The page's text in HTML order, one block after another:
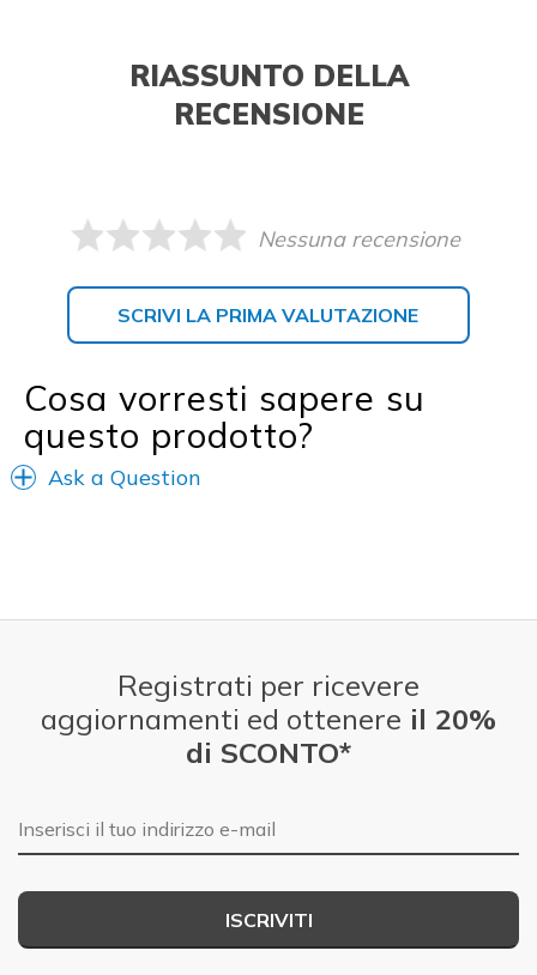
RIASSUNTO DELLA
RECENSIONE
Nessuna recensione
SCRIVI LA PRIMA VALUTAZIONE
Cosa vorresti sapere su
questo prodotto?
Ask a Question
Registrati per ricevere
aggiornamenti ed ottenere il 20%
di SCONTO*
E-mail
ISCRIVITI